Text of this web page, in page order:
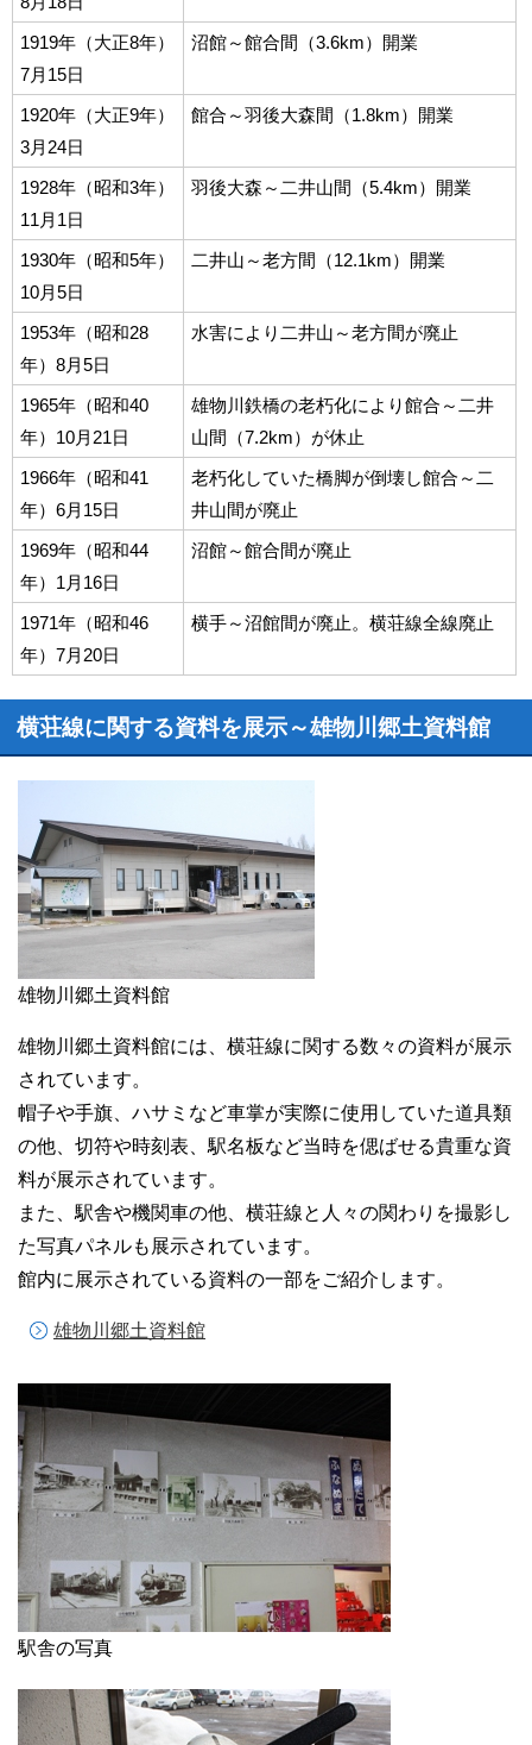
1919年（大正8年）
7月15日
沼館～館合間（3.6km）開業
1920年（大正9年）
3月24日
館合～羽後大森間（1.8km）開業
1928年（昭和3年）
11月1日
羽後大森～二井山間（5.4km）開業
1930年（昭和5年）
10月5日
二井山～老方間（12.1km）開業
1953年（昭和28
年）8月5日
水害により二井山～老方間が廃止
1965年（昭和40
年）10月21日
雄物川鉄橋の老朽化により館合～二井
山間（7.2km）が休止
1966年（昭和41
年）6月15日
老朽化していた橋脚が倒壊し館合～二
井山間が廃止
1969年（昭和44
年）1月16日
沼館～館合間が廃止
1971年（昭和46
年）7月20日
横手～沼館間が廃止。横荘線全線廃止
横荘線に関する資料を展示～雄物川郷土資料館
雄物川郷土資料館
雄物川郷土資料館には、横荘線に関する数々の資料が展示
されています。
帽子や手旗、ハサミなど車掌が実際に使用していた道具類
の他、切符や時刻表、駅名板など当時を偲ばせる貴重な資
料が展示されています。
また、駅舎や機関車の他、横荘線と人々の関わりを撮影し
た写真パネルも展示されています。
館内に展示されている資料の一部をご紹介します。
雄物川郷土資料館
駅舎の写真